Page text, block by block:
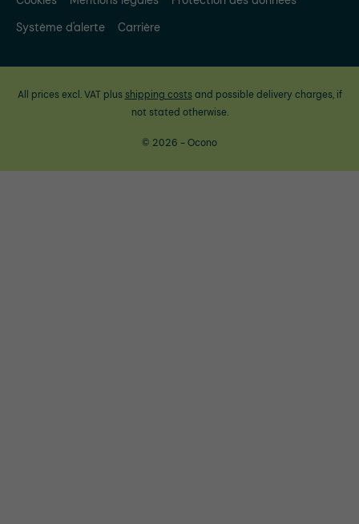
Système d'alerte
Carrière
All prices excl. VAT plus shipping costsand possible delivery charges, if
not stated otherwise.
© 2026 - Ocono